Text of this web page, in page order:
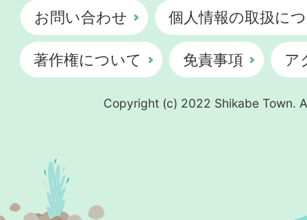
お問い合わせ 個人情報の取扱に
著作権について 免責事項 ア
Copyright (c) 2022 Shikabe Town.